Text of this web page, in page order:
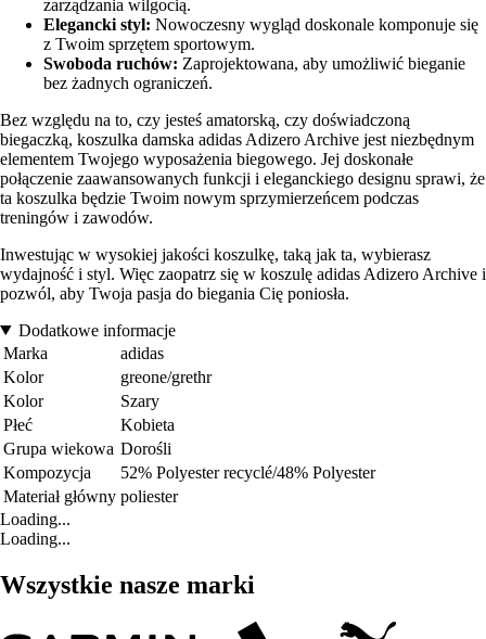
zarządzania wilgocią.
Elegancki styl: Nowoczesny wygląd doskonale komponuje się
z Twoim sprzętem sportowym.
Swoboda ruchów: Zaprojektowana, aby umożliwić bieganie
bez żadnych ograniczeń.
Bez względu na to, czy jesteś amatorską, czy doświadczoną
biegaczką, koszulka damska adidas Adizero Archive jest niezbędnym
elementem Twojego wyposażenia biegowego. Jej doskonałe
połączenie zaawansowanych funkcji i eleganckiego designu sprawi, że
ta koszulka będzie Twoim nowym sprzymierzeńcem podczas
treningów i zawodów.
Inwestując w wysokiej jakości koszulkę, taką jak ta, wybierasz
wydajność i styl. Więc zaopatrz się w koszulę adidas Adizero Archive i
pozwól, aby Twoja pasja do biegania Cię poniosła.
Dodatkowe informacje
Marka
adidas
Kolor
greone/grethr
Kolor
Szary
Płeć
Kobieta
Grupa wiekowa Dorośli
Kompozycja
52% Polyester recyclé/48% Polyester
Materiał główny poliester
Loading...
Loading...
Wszystkie nasze marki